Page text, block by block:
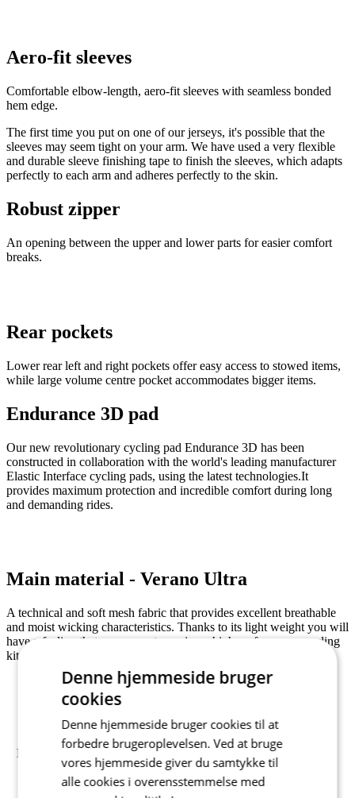
Aero-fit sleeves
Comfortable elbow-length, aero-fit sleeves with seamless bonded
hem edge.
The first time you put on one of our jerseys, it's possible that the
sleeves may seem tight on your arm. We have used a very flexible
and durable sleeve finishing tape to finish the sleeves, which adapts
perfectly to each arm and adheres perfectly to the skin.
Robust zipper
An opening between the upper and lower parts for easier comfort
breaks.
Rear pockets
Lower rear left and right pockets offer easy access to stowed items,
while large volume centre pocket accommodates bigger items.
Endurance 3D pad
Our new revolutionary cycling pad Endurance 3D has been
constructed in collaboration with the world's leading manufacturer
Elastic Interface cycling pads, using the latest technologies.It
provides maximum protection and incredible comfort during long
and demanding rides.
Main material - Verano Ultra
A technical and soft mesh fabric that provides excellent breathable
and moist wicking characteristics. Thanks to its light weight you will
have a feeling that you are not wearing a high performance cycling
kit.
Composition: 81% PES, 16% EA, 3% OTHER FIBERS
Grammage: 85/m2
Produktkode
2521-565X--06
EAN
8591851480674
PUDE
ENDURANCE 3D MEN
Denne hjemmeside bruger
cookies
Denne hjemmeside bruger cookies til at
forbedre brugeroplevelsen. Ved at bruge
vores hjemmeside giver du samtykke til
alle cookies i overensstemmelse med